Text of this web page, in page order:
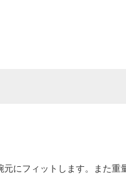
にフィットします。また